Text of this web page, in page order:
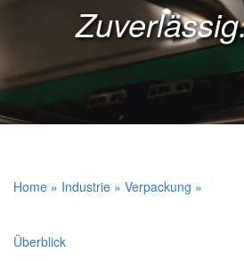
Home » Industrie » Verpackung »
Überblick